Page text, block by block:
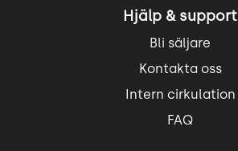
Hjälp & support
Bli säljare
Kontakta oss
Intern cirkulation
FAQ